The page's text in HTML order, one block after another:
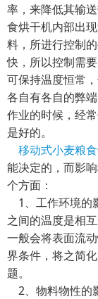
率，来降低其输
食烘干机内部出
料，所进行控制
快，所以控制需
可保持温度恒常
各自有各自的弊
作业的时候，经
是好的。
移动式小麦粮
能决定的，而影
个方面：
1、工作环境的
之间的温度是相
一般会将表面流
界条件，将之简
题。
2、物料物性的